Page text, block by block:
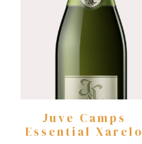
Juve Camps
Essential Xarelo